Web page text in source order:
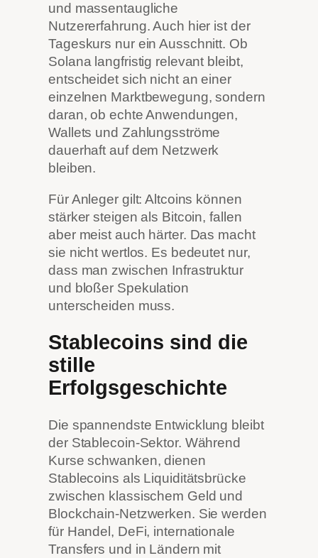
und massentaugliche
Nutzererfahrung. Auch hier ist der
Tageskurs nur ein Ausschnitt. Ob
Solana langfristig relevant bleibt,
entscheidet sich nicht an einer
einzelnen Marktbewegung, sondern
daran, ob echte Anwendungen,
Wallets und Zahlungsströme
dauerhaft auf dem Netzwerk
bleiben.
Für Anleger gilt: Altcoins können
stärker steigen als Bitcoin, fallen
aber meist auch härter. Das macht
sie nicht wertlos. Es bedeutet nur,
dass man zwischen Infrastruktur
und bloßer Spekulation
unterscheiden muss.
Stablecoins sind die
stille
Erfolgsgeschichte
Die spannendste Entwicklung bleibt
der Stablecoin-Sektor. Während
Kurse schwanken, dienen
Stablecoins als Liquiditätsbrücke
zwischen klassischem Geld und
Blockchain-Netzwerken. Sie werden
für Handel, DeFi, internationale
Transfers und in Ländern mit